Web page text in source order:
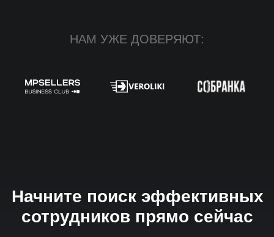
НАМ УЖЕ ДОВЕРЯЮТ: